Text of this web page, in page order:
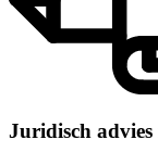
Juridisch advies